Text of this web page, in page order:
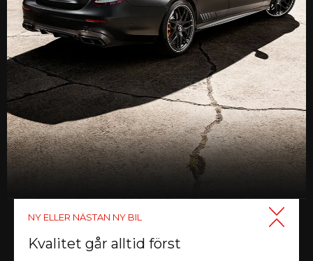
NY ELLER NÄSTAN NY BIL
Kvalitet går alltid först